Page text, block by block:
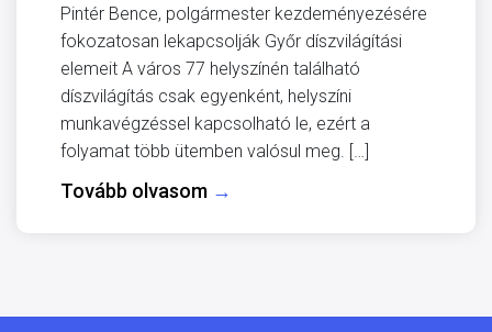
Pintér Bence, polgármester kezdeményezésére
fokozatosan lekapcsolják Győr díszvilágítási
elemeit A város 77 helyszínén található
díszvilágítás csak egyenként, helyszíni
munkavégzéssel kapcsolható le, ezért a
folyamat több ütemben valósul meg. […]
Tovább olvasom →